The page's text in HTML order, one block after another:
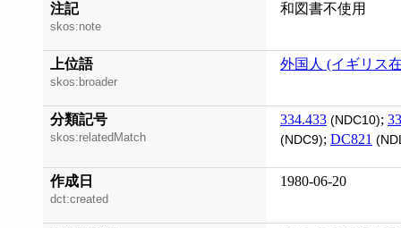
注記
skos:note
和図書不使用
上位語
skos:broader
外国人 (イギリス
分類記号
skos:relatedMatch
334.433 (NDC10);
(NDC9); DC821
作成日
dct:created
1980-06-20